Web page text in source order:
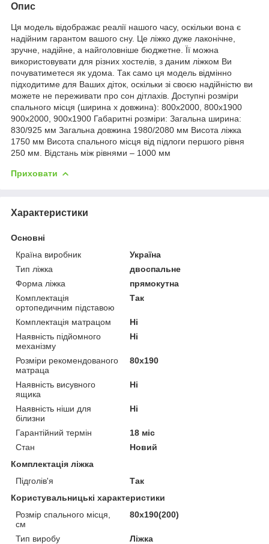
Опис
Ця модель відображає реалії нашого часу, оскільки вона є
надійним гарантом вашого сну. Це ліжко дуже лаконічне,
зручне, надійне, а найголовніше бюджетне. Її можна
використовувати для різних хостелів, з даним ліжком Ви
почуватиметеся як удома. Так само ця модель відмінно
підходитиме для Ваших діток, оскільки зі своєю надійністю ви
можете не переживати про сон дітлахів. Доступні розміри
спального місця (ширина x довжина): 800х2000, 800х1900
900х2000, 900х1900 Габаритні розміри: Загальна ширина:
830/925 мм Загальна довжина 1980/2080 мм Висота ліжка
1750 мм Висота спального місця від підлоги першого рівня
250 мм. Відстань між рівнями – 1000 мм
Приховати
Характеристики
Основні
Країна виробник
Україна
Тип ліжка
двоспальне
Форма ліжка
прямокутна
Комплектація
ортопедичним підставою
Так
Комплектація матрацом
Ні
Наявність підйомного
механізму
Ні
Розміри рекомендованого
матраца
80х190
Наявність висувного
ящика
Ні
Наявність ніши для
білизни
Ні
Гарантійний термін
18 міс
Стан
Новий
Комплектація ліжка
Підголів'я
Так
Користувальницькі характеристики
Розмір спального місця,
см
80х190(200)
Тип виробу Ліжка